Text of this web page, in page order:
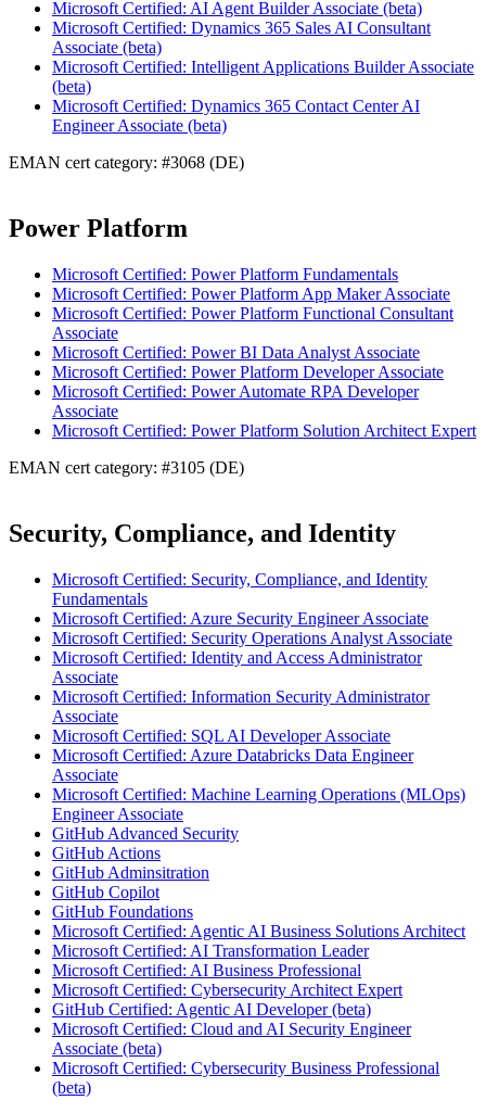
Microsoft Certified: AI Agent Builder Associate (beta)
Microsoft Certified: Dynamics 365 Sales AI Consultant
Associate (beta)
Microsoft Certified: Intelligent Applications Builder Associate
(beta)
Microsoft Certified: Dynamics 365 Contact Center AI
Engineer Associate (beta)
EMAN cert category: #3068 (DE)
Power Platform
Microsoft Certified: Power Platform Fundamentals
Microsoft Certified: Power Platform App Maker Associate
Microsoft Certified: Power Platform Functional Consultant
Associate
Microsoft Certified: Power BI Data Analyst Associate
Microsoft Certified: Power Platform Developer Associate
Microsoft Certified: Power Automate RPA Developer
Associate
Microsoft Certified: Power Platform Solution Architect Expert
EMAN cert category: #3105 (DE)
Security, Compliance, and Identity
Microsoft Certified: Security, Compliance, and Identity
Fundamentals
Microsoft Certified: Azure Security Engineer Associate
Microsoft Certified: Security Operations Analyst Associate
Microsoft Certified: Identity and Access Administrator
Associate
Microsoft Certified: Information Security Administrator
Associate
Microsoft Certified: SQL AI Developer Associate
Microsoft Certified: Azure Databricks Data Engineer
Associate
Microsoft Certified: Machine Learning Operations (MLOps)
Engineer Associate
GitHub Advanced Security
GitHub Actions
GitHub Adminsitration
GitHub Copilot
GitHub Foundations
Microsoft Certified: Agentic AI Business Solutions Architect
Microsoft Certified: AI Transformation Leader
Microsoft Certified: AI Business Professional
Microsoft Certified: Cybersecurity Architect Expert
GitHub Certified: Agentic AI Developer (beta)
Microsoft Certified: Cloud and AI Security Engineer
Associate (beta)
Microsoft Certified: Cybersecurity Business Professional
(beta)